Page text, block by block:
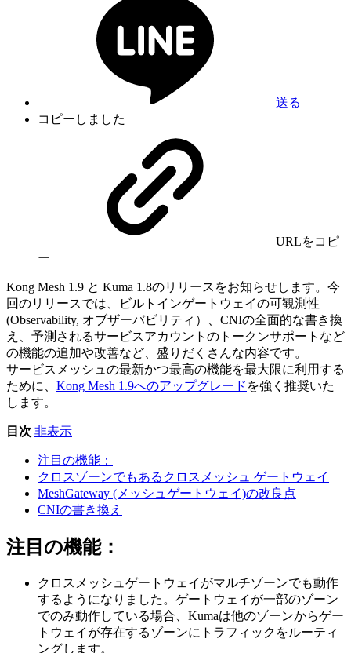
送る
コピーしました
URLをコピ
ー
Kong Mesh 1.9 と Kuma 1.8のリリースをお知らせします。今
回のリリースでは、ビルトインゲートウェイの可観測性
(Observability, オブザーバビリティ）、CNIの全面的な書き換
え、予測されるサービスアカウントのトークンサポートなど
の機能の追加や改善など、盛りだくさんな内容です。
サービスメッシュの最新かつ最高の機能を最大限に利用する
ために、 Kong Mesh 1.9へのアップグレード を強く推奨いた
します。
目次 非表示
注目の機能：
クロスゾーンでもあるクロスメッシュ ゲートウェイ
MeshGateway (メッシュゲートウェイ)の改良点
CNIの書き換え
注目の機能：
クロスメッシュゲートウェイがマルチゾーンでも動作
するようになりました。ゲートウェイが一部のゾーン
でのみ動作している場合、Kumaは他のゾーンからゲー
トウェイが存在するゾーンにトラフィックをルーティ
ングします。